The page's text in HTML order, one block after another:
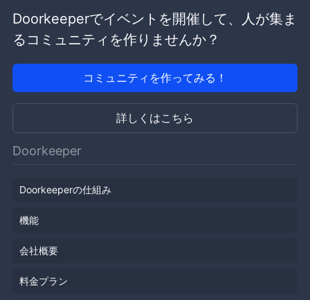
Doorkeeperでイベントを開催して、人が集ま
るコミュニティを作りませんか？
コミュニティを作ってみる！
詳しくはこちら
Doorkeeper
Doorkeeperの仕組み
機能
会社概要
料金プラン